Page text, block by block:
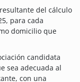
del cálculo
para cada
domicilio que
candidata
sea adecuada al
con una